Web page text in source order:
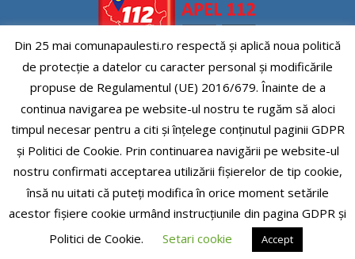
Aplicatia APEL112
Comuna Paulesti, judet Prahova
PROGRAM DE LUCRU
CLICK PENTRU VIZUALIZARE
Din 25 mai comunapaulesti.ro respectă și aplică noua politică
de protecție a datelor cu caracter personal și modificările
propuse de Regulamentul (UE) 2016/679. Înainte de a
continua navigarea pe website-ul nostru te rugăm să aloci
timpul necesar pentru a citi și înțelege conținutul paginii GDPR
și Politici de Cookie. Prin continuarea navigării pe website-ul
nostru confirmati acceptarea utilizării fişierelor de tip cookie,
însă nu uitati că puteți modifica în orice moment setările
acestor fişiere cookie urmând instrucțiunile din pagina GDPR și
Politici de Cookie.
Setari cookie Accept